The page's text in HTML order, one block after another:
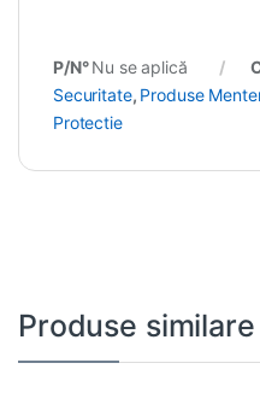
P/N°Nu se aplică
Securitate, Produse
Protectie
Produse similare